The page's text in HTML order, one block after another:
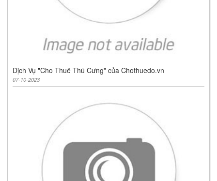
Dịch Vụ "Cho Thuê Thú Cưng" của Chothuedo.vn
07-10-2023